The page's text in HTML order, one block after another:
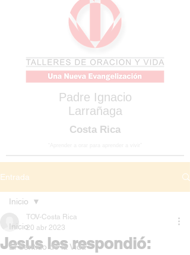
Padre Ignacio
Larrañaga
Costa Rica
Entrada
Inicio
El Sentido de la Vida
Inicio
Jesús les respondió:
TOV-Costa Rica
20 abr 2023